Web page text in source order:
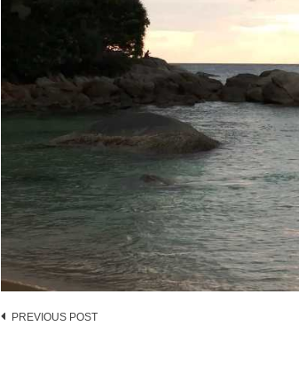
Post
PREVIOUS POST